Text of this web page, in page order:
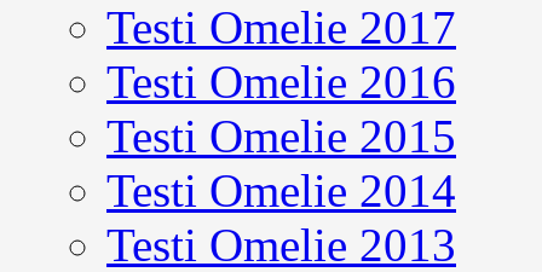
Testi Omelie 2017
Testi Omelie 2016
Testi Omelie 2015
Testi Omelie 2014
Testi Omelie 2013